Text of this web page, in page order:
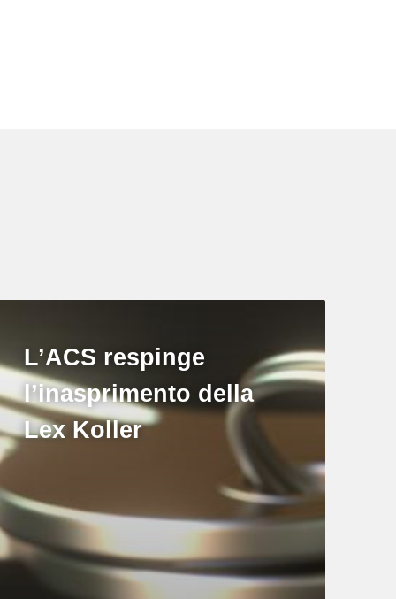
L’ACS respinge
l’inasprimento della
Lex Koller